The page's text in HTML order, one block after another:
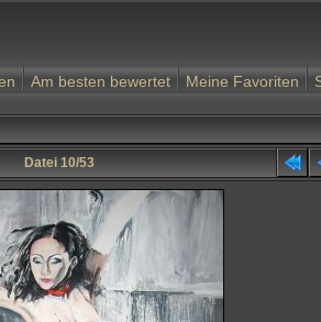
Am besten bewertet Meine Favoriten
Datei 10/53